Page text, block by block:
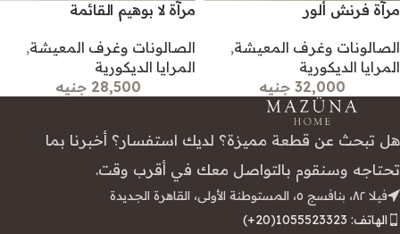
مرآة فرنش ألور
الصالونات وغرف المعيشة,
المرايا الديكورية
32,000 جنيه
مرآة لا بوهيم القائمة
الصالونات وغرف المعيشة,
المرايا الديكورية
28,500 جنيه
هل تبحث عن قطعة مميزة؟ لديك استفسار؟ أخبرنا بما
تحتاجه وسنقوم بالتواصل معك في أقرب وقت.
فيلا ٨٢، بنافسج ٥، المستوطنة الأولى، القاهرة الجديدة
الهاتف: 1055523323(20+)